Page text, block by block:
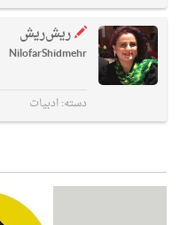
ریش‌ریش
NilofarShidmehr
دسته:ادبیات